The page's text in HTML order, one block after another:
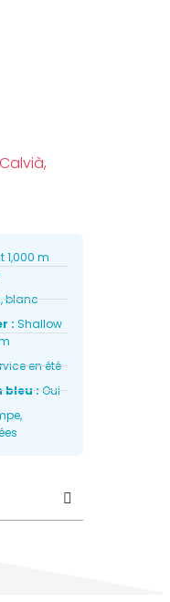
1,000 m
blanc
: Shallow
en été
bleu :Oui